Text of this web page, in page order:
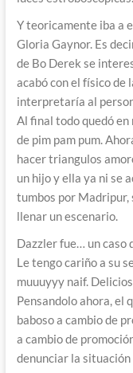
Y teoricamente iba a
Gloria Gaynor. Es
de Bo Derek se
acabó con el físico de
interpretaría al
Al final todo quedó en
de pim pam pum.
hacer triangulos
un hijo y ella ya ni se
tumbos por Madripur,
llenar un escenario.
Dazzler fue… un caso
Le tengo cariño a su
muuuyyy naif.
Pensandolo ahora, el
baboso a cambio de
a cambio de
denunciar la